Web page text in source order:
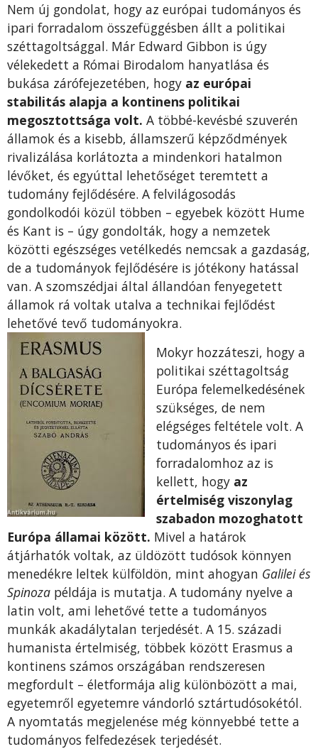
Nem új gondolat, hogy az európai tudományos és
ipari forradalom összefüggésben állt a politikai
széttagoltsággal. Már Edward Gibbon is úgy
vélekedett a Római Birodalom hanyatlása és
bukása zárófejezetében, hogy az európai
stabilitás alapja a kontinens politikai
megosztottsága volt. A többé-kevésbé szuverén
államok és a kisebb, államszerű képződmények
rivalizálása korlátozta a mindenkori hatalmon
lévőket, és egyúttal lehetőséget teremtett a
tudomány fejlődésére. A felvilágosodás
gondolkodói közül többen – egyebek között Hume
és Kant is – úgy gondolták, hogy a nemzetek
közötti egészséges vetélkedés nemcsak a gazdaság,
de a tudományok fejlődésére is jótékony hatással
van. A szomszédjai által állandóan fenyegetett
államok rá voltak utalva a technikai fejlődést
lehetővé tevő tudományokra.
Mokyr hozzáteszi, hogy a
politikai széttagoltság
Európa felemelkedésének
szükséges, de nem
elégséges feltétele volt. A
tudományos és ipari
forradalomhoz az is
kellett, hogy az
értelmiség viszonylag
szabadon mozoghatott
Európa államai között. Mivel a határok
átjárhatók voltak, az üldözött tudósok könnyen
menedékre leltek külföldön, mint ahogyan Galilei és
Spinoza példája is mutatja. A tudomány nyelve a
latin volt, ami lehetővé tette a tudományos
munkák akadálytalan terjedését. A 15. századi
humanista értelmiség, többek között Erasmus a
kontinens számos országában rendszeresen
megfordult – életformája alig különbözött a mai,
egyetemről egyetemre vándorló sztártudósokétól.
A nyomtatás megjelenése még könnyebbé tette a
tudományos felfedezések terjedését.